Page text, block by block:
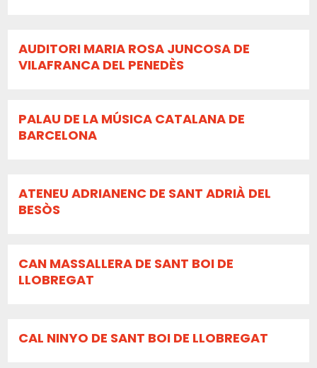
AUDITORI MARIA ROSA JUNCOSA DE
VILAFRANCA DEL PENEDÈS
PALAU DE LA MÚSICA CATALANA DE
BARCELONA
ATENEU ADRIANENC DE SANT ADRIÀ DEL
BESÒS
CAN MASSALLERA DE SANT BOI DE
LLOBREGAT
CAL NINYO DE SANT BOI DE LLOBREGAT